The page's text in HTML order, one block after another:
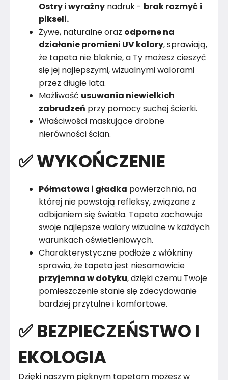
Ostryiwyraźny nadruk - brak rozmyć i
pikseli.
Żywe, naturalne oraz odporne na
działanie promieni UV kolory, sprawiają,
że tapeta nie blaknie, a Ty możesz cieszyć
się jej najlepszymi, wizualnymi walorami
przez długie lata.
Możliwość usuwania niewielkich
zabrudzeń przy pomocy suchej ścierki.
Właściwości maskujące drobne
nierówności ścian.
✅ WYKOŃCZENIE
Półmatowa i gładka powierzchnia, na
której nie powstają refleksy, związane z
odbijaniem się światła. Tapeta zachowuje
swoje najlepsze walory wizualne w każdych
warunkach oświetleniowych.
Charakterystyczne podłoże z włókniny
sprawia, że tapeta jest niesamowicie
przyjemna w dotyku, dzięki czemu Twoje
pomieszczenie stanie się zdecydowanie
bardziej przytulne i komfortowe.
✅ BEZPIECZEŃSTWO I
EKOLOGIA
Dzięki naszym pięknym tapetom możesz w